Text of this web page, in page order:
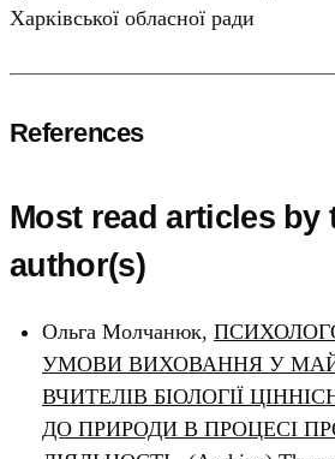
Харківської обласної ради
References
Most read articles by
author(s)
Ольга Молчанюк,
УМОВИ ВИХОВАННЯ У
ВЧИТЕЛІВ БІОЛОГІЇ
ДО ПРИРОДИ В ПРОЦЕСІ